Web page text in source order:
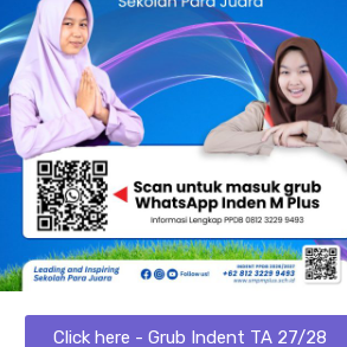
Click here - Grub Indent TA 27/28